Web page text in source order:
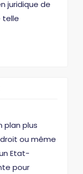
juridique de
telle
plan plus
ou même
Etat-
pour